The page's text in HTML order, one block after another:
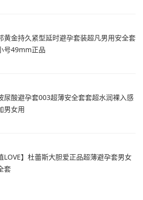
黄金持久紧型延时避孕套装超凡男用安全套
号49mm正品
尿酸避孕套003超薄安全套套超水润裸入感
男女用
LOVE】杜蕾斯大胆爱正品超薄避孕套男女
套